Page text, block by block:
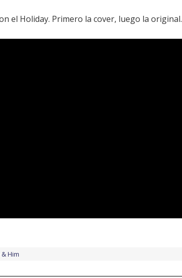
el Holiday. Primero la cover, luego la original.
Him